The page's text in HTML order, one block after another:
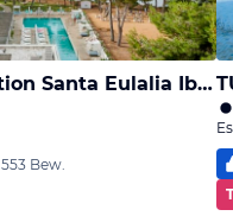
Iberostar Selection Santa Eulalia Ibiza
553 Bew.